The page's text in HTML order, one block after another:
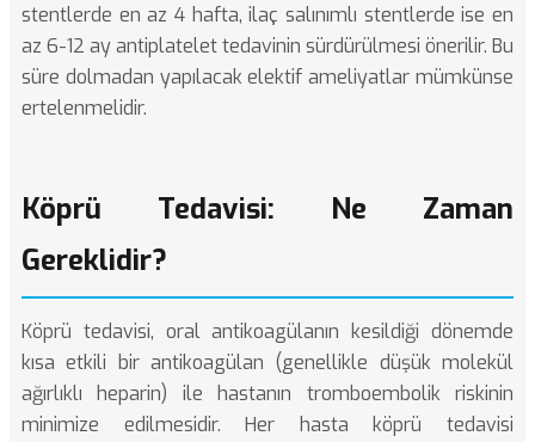
stentlerde en az 4 hafta, ilaç salınımlı stentlerde ise en
az 6-12 ay antiplatelet tedavinin sürdürülmesi önerilir. Bu
süre dolmadan yapılacak elektif ameliyatlar mümkünse
ertelenmelidir.
Köprü Tedavisi: Ne Zaman
Gereklidir?
Köprü tedavisi, oral antikoagülanın kesildiği dönemde
kısa etkili bir antikoagülan (genellikle düşük molekül
ağırlıklı heparin) ile hastanın tromboembolik riskinin
minimize edilmesidir. Her hasta köprü tedavisi